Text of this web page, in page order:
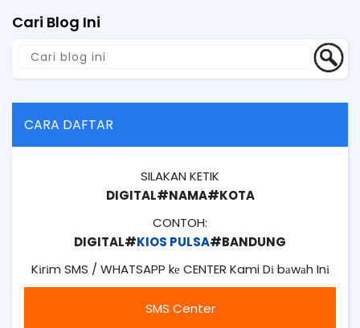
Cari Blog Ini
CARA DAFTAR
SILAKAN KETIK
DIGITAL#NAMA#KOTA
CONTOH:
DIGITAL#KIOS PULSA#BANDUNG
Kіrіm SMS / WHATSAPP kе CENTER Kami Dі bаwаh Inі
SMS Center